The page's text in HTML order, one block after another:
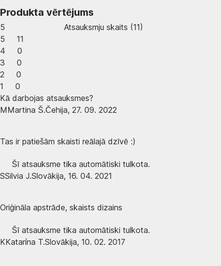
Produkta vērtējums
5 Atsauksmju skaits (11)
5
11
4
0
3
0
2
0
1
0
Kā darbojas atsauksmes?
MMartina Š.Čehija, 27. 09. 2022
Tas ir patiešām skaisti reālajā dzīvē :)
Šī atsauksme tika automātiski tulkota.
SSilvia J.Slovākija, 16. 04. 2021
Oriģināla apstrāde, skaists dizains
Šī atsauksme tika automātiski tulkota.
KKatarína T.Slovākija, 10. 02. 2017